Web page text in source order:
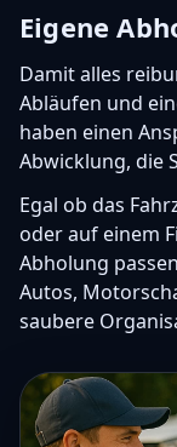
Eigene
Damit alles
Abläufen und
haben einen
Abwicklung, die
Egal ob das
oder auf einem
Abholung
Autos,
saubere